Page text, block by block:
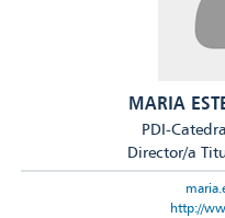
MARIA
PDI-
Director/a
http://